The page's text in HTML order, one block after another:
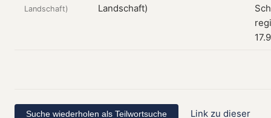
Landschaft)
Link zu dieser